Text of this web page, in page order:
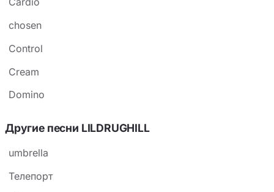
chosen
Control
Cream
Domino
Другие песни LILDRUGHILL
umbrella
Телепорт